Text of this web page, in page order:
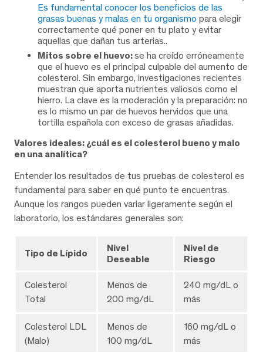
Es fundamental conocer los beneficios de las
grasas buenas y malas en tu organismo para elegir
correctamente qué poner en tu plato y evitar
aquellas que dañan tus arterias..
Mitos sobre el huevo:se ha creído erróneamente
que el huevo es el principal culpable del aumento de
colesterol. Sin embargo, investigaciones recientes
muestran que aporta nutrientes valiosos como el
hierro. La clave es la moderación y la preparación: no
es lo mismo un par de huevos hervidos que una
tortilla española con exceso de grasas añadidas.
Valores ideales: ¿cuál es el colesterol bueno y malo
en una analítica?
Entender los resultados de tus pruebas de colesterol es
fundamental para saber en qué punto te encuentras.
Aunque los rangos pueden variar ligeramente según el
laboratorio, los estándares generales son:
Tipo de Lípido
Nivel
Deseable
Nivel de
Riesgo
Colesterol
Total
Menos de
200 mg/dL
240 mg/dL o
más
Colesterol LDL
(Malo)
Menos de
100 mg/dL
160 mg/dL o
más